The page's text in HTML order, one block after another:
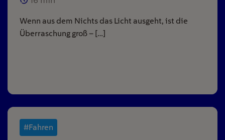
Wenn aus dem Nichts das Licht ausgeht, ist die
Überraschung groß – […]
#Fahren